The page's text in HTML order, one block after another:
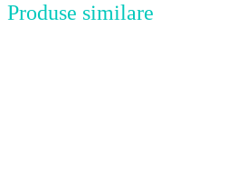
Produse similare